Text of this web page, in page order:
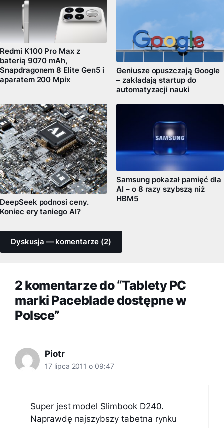
Redmi K100 Pro Max z
baterią 9070 mAh,
Snapdragonem 8 Elite Gen5 i
aparatem 200 Mpix
Geniusze opuszczają Google
– zakładają startup do
automatyzacji nauki
DeepSeek podnosi ceny.
Koniec ery taniego AI?
Samsung pokazał pamięć dla
AI – o 8 razy szybszą niż
HBM5
Dyskusja — komentarze (2)
2 komentarze do “Tablety PC
marki Paceblade dostępne w
Polsce”
Piotr
17 lipca 2011 o 09:47
Super jest model Slimbook D240.
Naprawdę najszybszy tabetna rynku